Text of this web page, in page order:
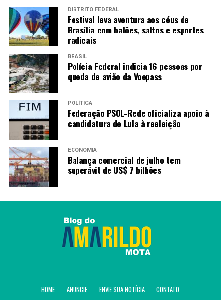
DISTRITO FEDERAL
Festival leva aventura aos céus de
Brasília com balões, saltos e esportes
radicais
BRASIL
Polícia Federal indicia 16 pessoas por
queda de avião da Voepass
POLÍTICA
Federação PSOL-Rede oficializa apoio à
candidatura de Lula à reeleição
ECONOMIA
Balança comercial de julho tem
superávit de US$ 7 bilhões
HOME ANUNCIE ENVIE SUA NOTÍCIA CONTATO